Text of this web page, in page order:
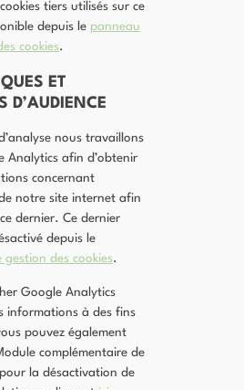
tiers utilisés sur ce
depuis le panneau
cookies.
ET
D’AUDIENCE
nous travaillons
Analytics afin d’obtenir
concernant
de notre site internet afin
dernier. Ce dernier
depuis le
gestion des cookies.
Google Analytics
informations à des fins
pouvez également
complémentaire de
la désactivation de